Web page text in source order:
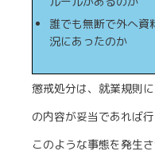
誰でも無断で外へ資
況にあったのか
懲戒処分は、就業規則
の内容が妥当であれば
このような事態を発生